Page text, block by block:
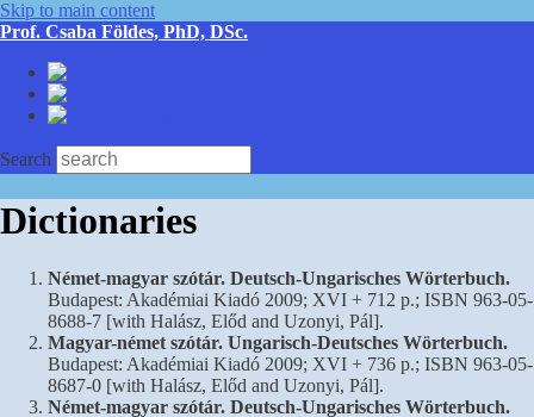
Skip to main content
Prof. Csaba Földes, PhD, DSc.
Search
Dictionaries
Német-magyar szótár. Deutsch-Ungarisches Wörterbuch.
Budapest: Akadémiai Kiadó 2009; XVI + 712 p.; ISBN 963-05-
8688-7 [with Halász, Előd and Uzonyi, Pál].
Magyar-német szótár. Ungarisch-Deutsches Wörterbuch.
Budapest: Akadémiai Kiadó 2009; XVI + 736 p.; ISBN 963-05-
8687-0 [with Halász, Előd and Uzonyi, Pál].
Német-magyar szótár. Deutsch-Ungarisches Wörterbuch.